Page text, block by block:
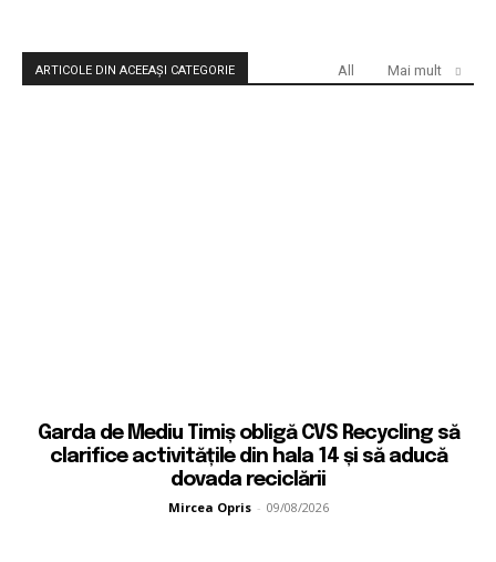
ARTICOLE DIN ACEEAȘI CATEGORIE All Mai mult
Garda de Mediu Timiș obligă CVS Recycling să
clarifice activitățile din hala 14 și să aducă
dovada reciclării
Mircea Opris - 09/08/2026